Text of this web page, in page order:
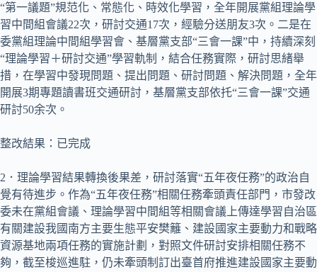
“第一議題”規范化、常態化、時效化學習，全年開展黨組理論學
習中間組會議22次，研討交通17次，經驗分送朋友3次。二是在
委黨組理論中間組學習會、基層黨支部“三會一課”中，持續深刻
“理論學習＋研討交通”學習軌制，結合任務實際，研討思緒舉
措，在學習中發現問題、提出問題、研討問題、解決問題，全年
開展3期專題讀書班交通研討，基層黨支部依托“三會一課”交通
研討50余次。
整改結果：已完成
2．理論學習結果轉換後果差，研討落實“五年夜任務”的政治自
覺有待進步。作為“五年夜任務”相關任務牽頭責任部門，市發改
委未在黨組會議、理論學習中間組等相關會議上傳達學習自治區
有關建設我國南方主要生態平安樊籬、建設國家主要動力和戰略
資源基地兩項任務的實施計劃，對照文件研討安排相關任務不
夠，截至梭巡進駐，仍未牽頭制訂出臺首府推進建設國家主要動